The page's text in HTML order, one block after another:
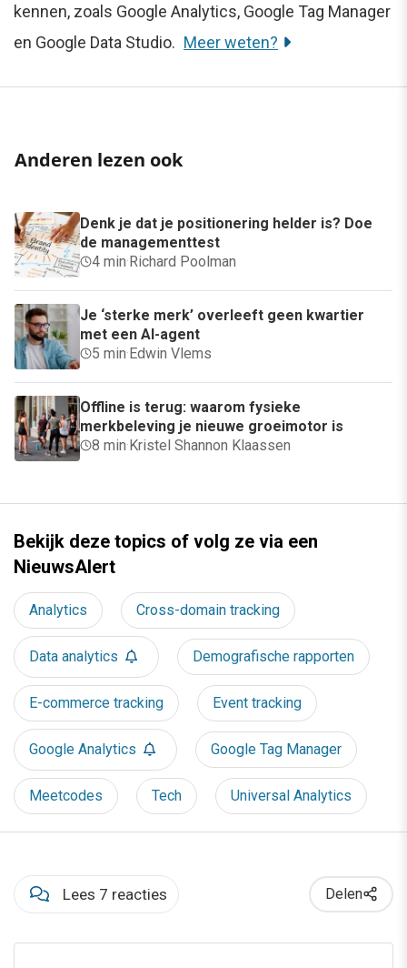
kennen, zoals Google Analytics, Google Tag Manager
en Google Data Studio. Meer weten?
Anderen lezen ook
Denk je dat je positionering helder is? Doe
de managementtest
4 min·Richard Poolman
Je ‘sterke merk’ overleeft geen kwartier
met een AI-agent
5 min·Edwin Vlems
Offline is terug: waarom fysieke
merkbeleving je nieuwe groeimotor is
8 min·Kristel Shannon Klaassen
Bekijk deze topics of volg ze via een
NieuwsAlert
Analytics Cross-domain tracking
Data analytics Demografische rapporten
E-commerce tracking Event tracking
Google Analytics Google Tag Manager
Meetcodes Tech Universal Analytics
Lees 7 reacties Delen